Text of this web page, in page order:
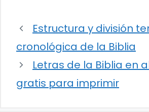
Estructura y división
cronológica de la Biblia
Letras de la Biblia en
gratis para imprimir